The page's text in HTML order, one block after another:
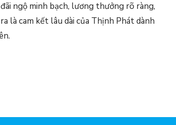
ngộ minh bạch, lương thưởng rõ ràng,
là cam kết lâu dài của Thịnh Phát dành